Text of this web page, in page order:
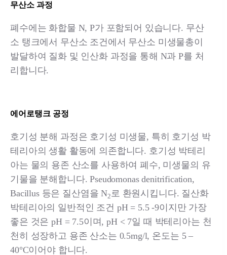
무산소 과정
폐수에는 화합물 N, P가 포함되어 있습니다. 무산
소 탱크에서 무산소 조건에서 무산소 미생물총이
발달하여 질화 및 인산화 과정을 통해 N과 P를 처
리합니다.
에어로탱크 공정
호기성 분해 과정은 호기성 미생물, 특히 호기성 박
테리아의 생활 활동에 의존합니다. 호기성 박테리
아는 물의 용존 산소를 사용하여 폐수, 미생물의 유
기물을 분해합니다. Pseudomonas denitrification,
Bacillus 등은 질산염을 N2로 환원시킵니다. 질산화
박테리아의 일반적인 조건 pH = 5.5 -9이지만 가장
좋은 것은 pH = 7.5이며, pH < 7일 때 박테리아는 천
천히 성장하고 용존 산소는 0.5mg/l, 온도는 5 –
40°C이어야 합니다.